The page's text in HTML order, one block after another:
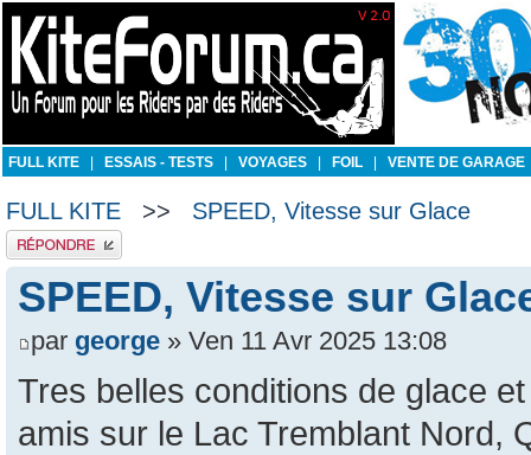
FULL KITE ESSAIS - TESTS VOYAGES FOIL VENTE DE GARAGE
FULL KITE >> SPEED, Vitesse sur Glace
Publier une réponse
SPEED, Vitesse sur
par george » Ven 11 Avr 2025 13:08
Tres belles conditions de glace
amis sur le Lac Tremblant Nord,